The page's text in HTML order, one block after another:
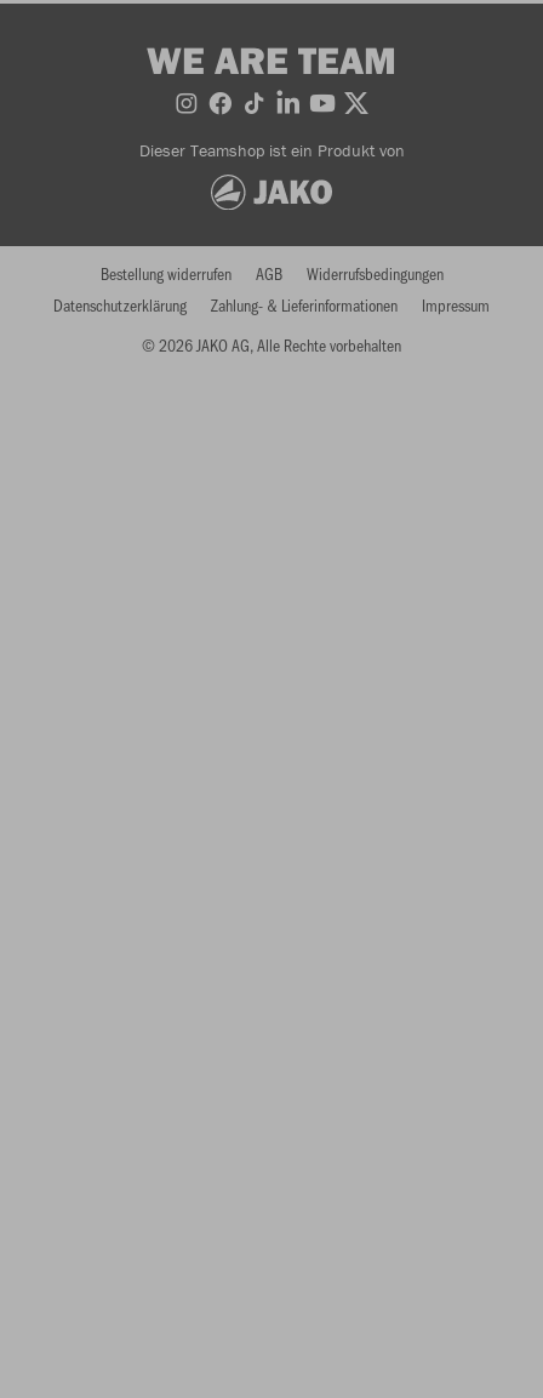
WE ARE TEAM
Dieser Teamshop ist ein Produkt von
© 2026 JAKO AG, Alle Rechte vorbehalten
Bestellung widerrufen AGB
Widerrufsbedingungen
Datenschutzerklärung
Zahlung- & Lieferinformationen Impressum